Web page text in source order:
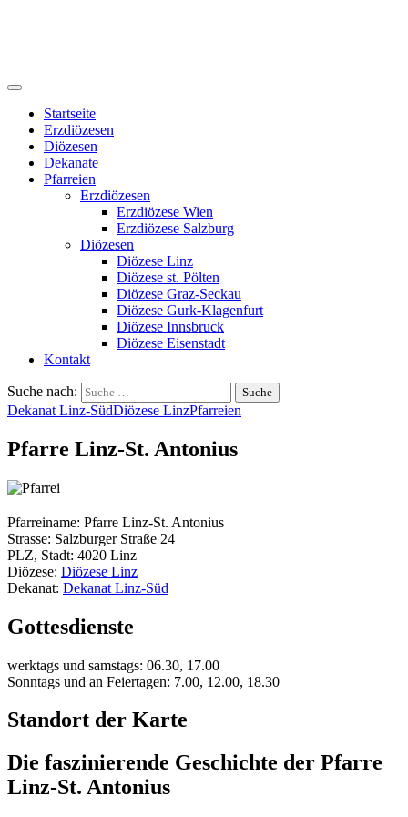
Startseite
Erzdiözesen
Diözesen
Dekanate
Pfarreien
Erzdiözesen
Erzdiözese Wien
Erzdiözese Salzburg
Diözesen
Diözese Linz
Diözese st. Pölten
Diözese Graz-Seckau
Diözese Gurk-Klagenfurt
Diözese Innsbruck
Diözese Eisenstadt
Kontakt
Suche nach:
Dekanat Linz-SüdDiözese LinzPfarreien
Pfarre Linz-St. Antonius
Pfarreiname: Pfarre Linz-St. Antonius
Strasse: Salzburger Straße 24
PLZ, Stadt: 4020 Linz
Diözese: Diözese Linz
Dekanat: Dekanat Linz-Süd
Gottesdienste
werktags und samstags: 06.30, 17.00
Sonntags und an Feiertagen: 7.00, 12.00, 18.30
Standort der Karte
Die faszinierende Geschichte der Pfarre
Linz-St. Antonius